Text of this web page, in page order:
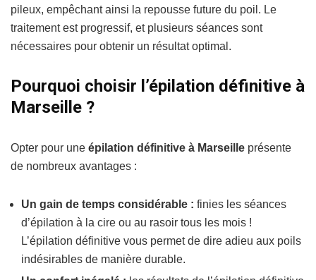
pileux, empêchant ainsi la repousse future du poil. Le
traitement est progressif, et plusieurs séances sont
nécessaires pour obtenir un résultat optimal.
Pourquoi choisir l’épilation définitive à
Marseille ?
Opter pour une épilation définitive à Marseille présente
de nombreux avantages :
Un gain de temps considérable : finies les séances
d’épilation à la cire ou au rasoir tous les mois !
L’épilation définitive vous permet de dire adieu aux poils
indésirables de manière durable.